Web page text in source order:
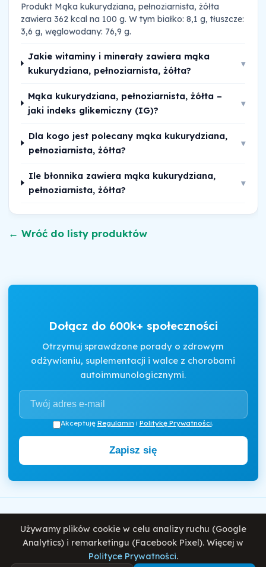
Produkt Mąka kukurydziana, pełnoziarnista, żółta
zawiera 362 kcal na 100 g. W tym białko: 8,1 g, tłuszcze:
3,6 g, węglowodany: 76,9 g.
Jakie witaminy i minerały zawiera mąka
kukurydziana, pełnoziarnista, żółta?
▾
Mąka kukurydziana, pełnoziarnista, żółta –
jaki indeks glikemiczny (IG)?
▾
Dla kogo jest polecany mąka kukurydziana,
pełnoziarnista, żółta?
▾
Ile błonnika zawiera mąka kukurydziana,
pełnoziarnista, żółta?
▾
← Wróć do listy produktów
Dołącz do 600k+ społeczności
Otrzymuj sprawdzone porady o zdrowym
odżywianiu, suplementacji i walce z chorobami
autoimmunologicznymi.
Akceptuję Regulamin i Politykę Prywatności.
Zapisz się
© 2026 Damian Wiatrowski. Wszelkie prawa zastrzeżone.
Używamy plików cookie w celu analizy ruchu (Google
Analytics) i remarketingu (Facebook Pixel). Więcej w
Polityce Prywatności.